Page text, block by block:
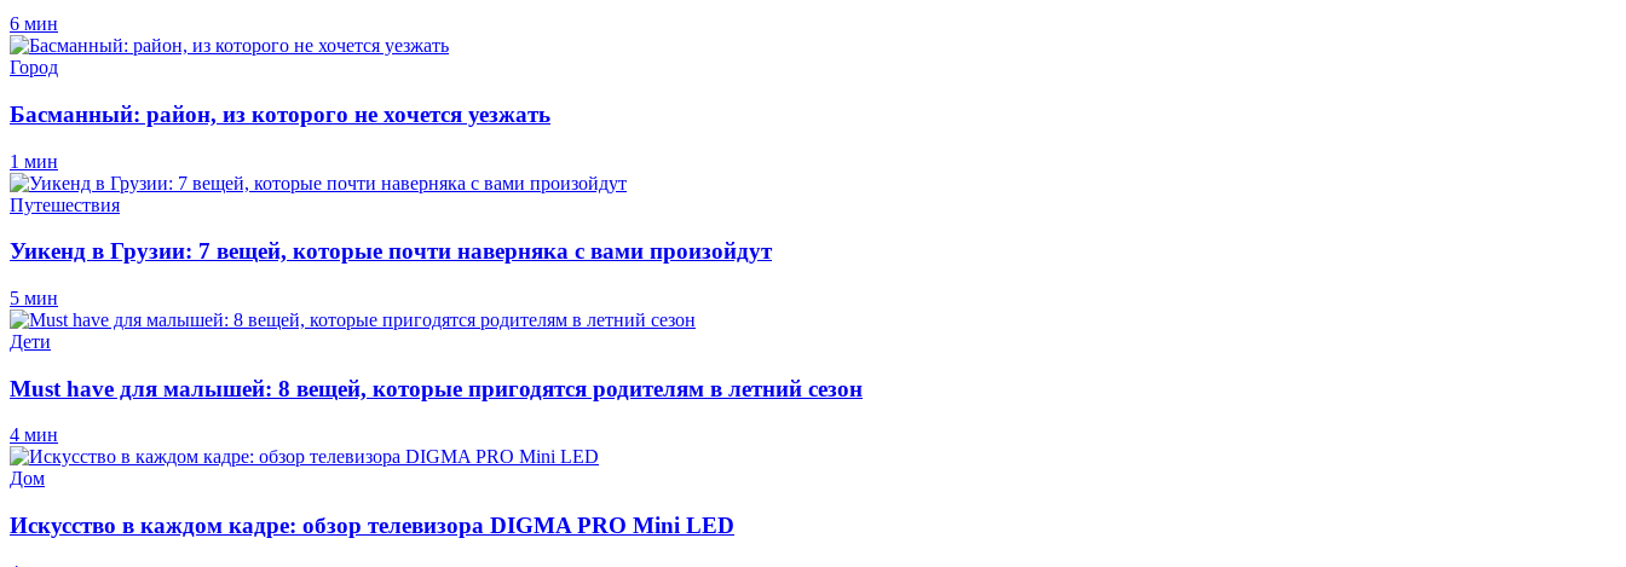
6 мин
Город
Басманный: район, из которого не хочется уезжать
1 мин
Путешествия
Уикенд в Грузии: 7 вещей, которые почти наверняка с вами произойдут
5 мин
Дети
Must have для малышей: 8 вещей, которые пригодятся родителям в летний сезон
4 мин
Дом
Искусство в каждом кадре: обзор телевизора DIGMA PRO Mini LED